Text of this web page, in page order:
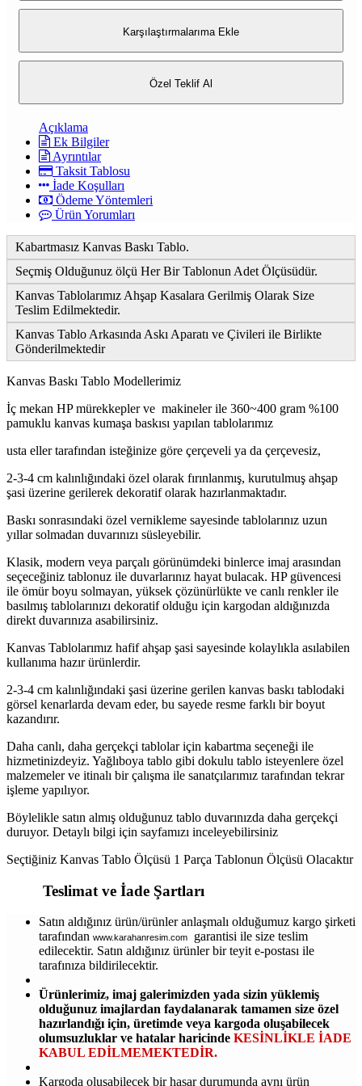
Karşılaştırmalarıma Ekle
Özel Teklif Al
Açıklama
Ek Bilgiler
Ayrıntılar
Taksit Tablosu
İade Koşulları
Ödeme Yöntemleri
Ürün Yorumları
Kabartmasız Kanvas Baskı Tablo.
Seçmiş Olduğunuz ölçü Her Bir Tablonun Adet Ölçüsüdür.
Kanvas Tablolarımız Ahşap Kasalara Gerilmiş Olarak Size
Teslim Edilmektedir.
Kanvas Tablo Arkasında Askı Aparatı ve Çivileri ile Birlikte
Gönderilmektedir
Kanvas Baskı Tablo Modellerimiz
İç mekan HP mürekkepler ve makineler ile 360~400 gram %100
pamuklu kanvas kumaşa baskısı yapılan tablolarımız
usta eller tarafından isteğinize göre çerçeveli ya da çerçevesiz,
2-3-4 cm kalınlığındaki özel olarak fırınlanmış, kurutulmuş ahşap
şasi üzerine gerilerek dekoratif olarak hazırlanmaktadır.
Baskı sonrasındaki özel vernikleme sayesinde tablolarınız uzun
yıllar solmadan duvarınızı süsleyebilir.
Klasik, modern veya parçalı görünümdeki binlerce imaj arasından
seçeceğiniz tablonuz ile duvarlarınız hayat bulacak. HP güvencesi
ile ömür boyu solmayan, yüksek çözünürlükte ve canlı renkler ile
basılmış tablolarınızı dekoratif olduğu için kargodan aldığınızda
direkt duvarınıza asabilirsiniz.
Kanvas Tablolarımız hafif ahşap şasi sayesinde kolaylıkla asılabilen
kullanıma hazır ürünlerdir.
2-3-4 cm kalınlığındaki şasi üzerine gerilen kanvas baskı tablodaki
görsel kenarlarda devam eder, bu sayede resme farklı bir boyut
kazandırır.
Daha canlı, daha gerçekçi tablolar için kabartma seçeneği ile
hizmetinizdeyiz. Yağlıboya tablo gibi dokulu tablo isteyenlere özel
malzemeler ve itinalı bir çalışma ile sanatçılarımız tarafından tekrar
işleme yapılıyor.
Böylelikle satın almış olduğunuz tablo duvarınızda daha gerçekçi
duruyor. Detaylı bilgi için sayfamızı inceleyebilirsiniz
Seçtiğiniz Kanvas Tablo Ölçüsü 1 Parça Tablonun Ölçüsü Olacaktır
Teslimat ve İade Şartları
Satın aldığınız ürün/ürünler anlaşmalı olduğumuz kargo şirketi
tarafından www.karahanresim.com
garantisi ile size teslim
edilecektir. Satın aldığınız ürünler bir teyit e-postası ile
tarafınıza bildirilecektir.
Ürünlerimiz, imaj galerimizden yada sizin yüklemiş
olduğunuz imajlardan faydalanarak tamamen size özel
hazırlandığı için, üretimde veya kargoda oluşabilecek
olumsuzluklar ve hatalar haricinde KESİNLİKLE İADE
KABUL EDİLMEMEKTEDİR.
Kargoda oluşabilecek bir hasar durumunda aynı ürün